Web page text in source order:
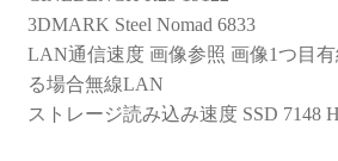
3DMARK Steel Nomad 6833
LAN通信速度 画像参照 画像1つ目
る場合無線LAN
ストレージ読み込み速度 SSD 7148